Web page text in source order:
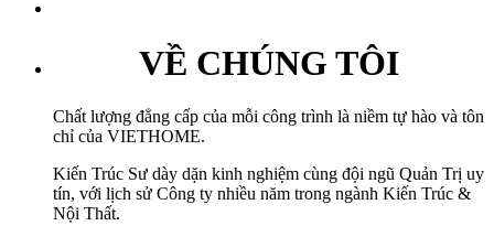
VỀ CHÚNG TÔI
Chất lượng đẳng cấp của mỗi công trình là niềm tự hào và tôn
chỉ của VIETHOME.
Kiến Trúc Sư dày dặn kinh nghiệm cùng đội ngũ Quản Trị uy
tín, với lịch sử Công ty nhiều năm trong ngành Kiến Trúc &
Nội Thất.